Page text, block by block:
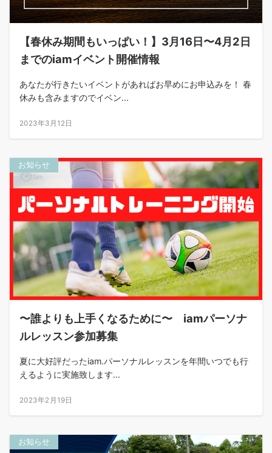
【春休み期間もいっぱい！】3月16日〜4月2日
までのiamイベント開催情報
あなたが行きたいイベントがあればお早めにお申込みを！ 春
休みも含みますのでイベン...
2023年3月12日
お知らせ
〜誰よりも上手くなるために〜 iamパーソナ
ルレッスン参加募集
夏に大好評だったiam.パーソナルレッスンを年間いつでも行
えるように実施致します...
2023年2月19日
お知らせ